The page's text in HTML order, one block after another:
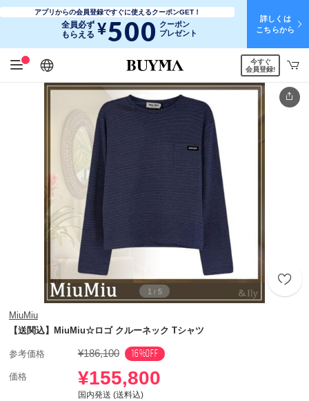
アプリからの会員登録ですぐに使えるクーポンGET！
全員必ず
もらえる ¥500 クーポン
プレゼント
詳しくは
こちらから
日本語
English
简体中文
繁體中文
今すぐ
会員登録!
1 / 5
MiuMiu
【送関込】MiuMiu☆ロゴ クルーネック Tシャツ
参考価格 ¥186,100 16%OFF
価格 ¥155,800
国内発送 (送料込)